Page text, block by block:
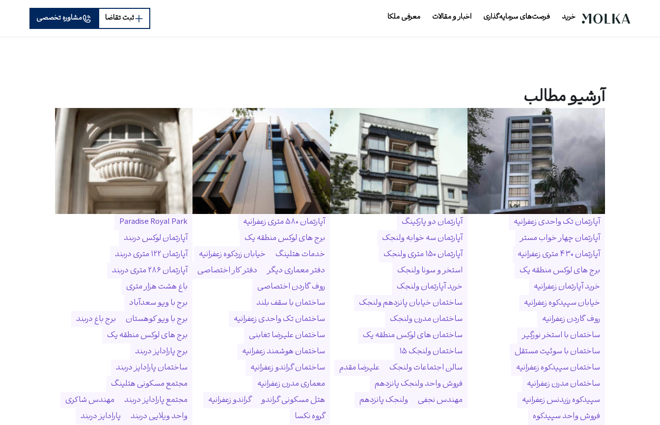
خرید فرصت‌های سرمایه‌گذاری اخبار و مقالات معرفی ملکا ثبت تقاضا مشاوره تخصصی
آرشیو مطالب
آپارتمان تک واحدی زعفرانیه
آپارتمان چهار خواب مستر
آپارتمان ۴۳۰ متری زعفرانیه
برج های لوکس منطقه یک
خرید آپارتمان زعفرانیه
خیابان سپیدکوه زعفرانیه
روف گاردن زعفرانیه
ساختمان با استخر نورگیر
ساختمان با سوئیت مستقل
ساختمان سپیدکوه زعفرانیه
ساختمان مدرن زعفرانیه
سپیدکوه رزیدنس زعفرانیه
فروش واحد سپیدکوه
آپارتمان دو پارکینگ
آپارتمان سه خوابه ولنجک
آپارتمان ۱۵۰ متری ولنجک
استخر و سونا ولنجک
خرید آپارتمان ولنجک
ساختمان خیابان پانزدهم ولنجک
ساختمان مدرن ولنجک
ساختمان های لوکس منطقه یک
ساختمان ولنجک ۱۵
سالن اجتماعات ولنجک
علیرضا مقدم
فروش واحد ولنجک پانزدهم
مهندس نجفی
ولنجک پانزدهم
آپارتمان ۵۸۰ متری زعفرانیه
برج های لوکس منطقه یک
خدمات هتلینگ
خیابان زردکوه زعفرانیه
دفتر معماری دیگر
دفتر کار اختصاصی
روف گاردن اختصاصی
ساختمان با سقف بلند
ساختمان تک واحدی زعفرانیه
ساختمان علیرضا تغابنی
ساختمان هوشمند زعفرانیه
ساختمان گراندو زعفرانیه
معماری مدرن زعفرانیه
هتل مسکونی گراندو
گراندو زعفرانیه
گروه نکسا
Paradise Royal Park
آپارتمان لوکس دربند
آپارتمان ۱۲۲ متری دربند
آپارتمان ۲۸۶ متری دربند
باغ هشت هزار متری
برج با ویو سعدآباد
برج با ویو کوهستان
برج باغ دربند
برج های لوکس منطقه یک
برج پارادایز دربند
ساختمان پارادایز دربند
مجتمع مسکونی هتلینگ
مجتمع پارادایز دربند
مهندس شاکری
واحد ویلایی دربند
پارادایز دربند